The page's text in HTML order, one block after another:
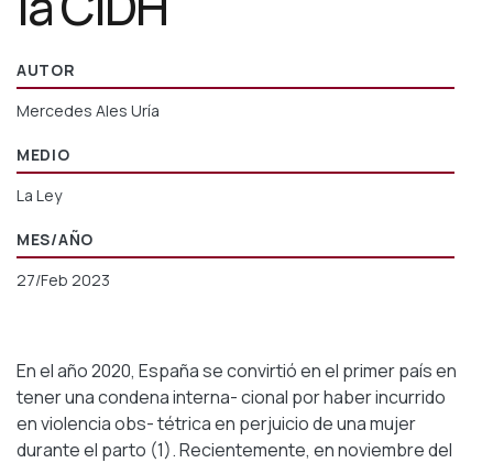
AUTOR
Mercedes Ales Uría
MEDIO
La Ley
MES/AÑO
27/Feb 2023
En el año 2020, España se convirtió en el primer país en
tener una condena interna- cional por haber incurrido
en violencia obs- tétrica en perjuicio de una mujer
durante el parto (1). Recientemente, en noviembre del